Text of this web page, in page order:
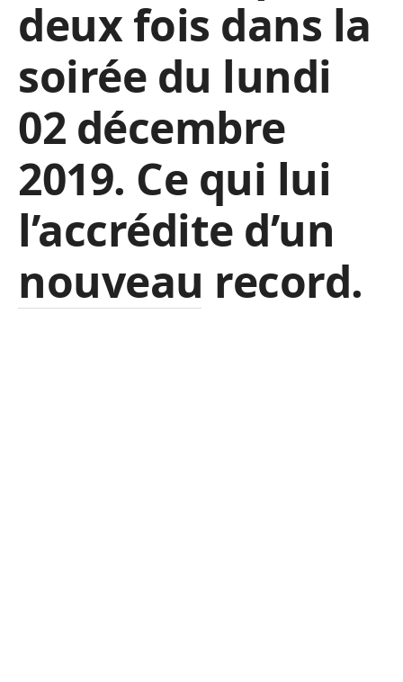
deux fois dans la
soirée du lundi
02 décembre
2019. Ce qui lui
l’accrédite d’un
nouveau record.